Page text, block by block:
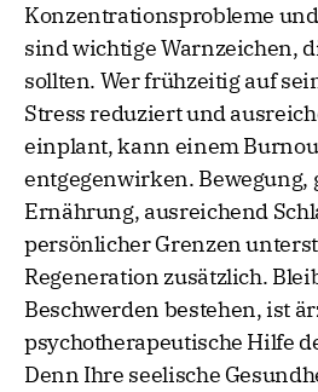
Konzentrationsprobleme
sind wichtige Warnzeichen,
sollten. Wer frühzeitig auf
Stress reduziert und
einplant, kann einem
entgegenwirken. Bewegung,
Ernährung, ausreichend
persönlicher Grenzen
Regeneration zusätzlich.
Beschwerden bestehen, ist
psychotherapeutische Hilfe
Denn Ihre seelische